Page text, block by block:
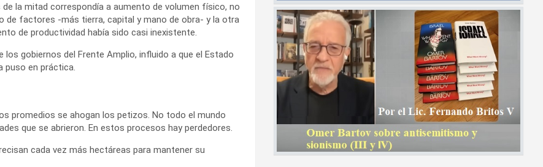
la mitad correspondía a aumento de volumen físico, no
de factores -más tierra, capital y mano de obra- y la otra
de productividad había sido casi inexistente.
gobiernos del Frente Amplio, influido a que el Estado
en práctica.
promedios se ahogan los petizos. No todo el mundo
que se abrieron. En estos procesos hay perdedores.
cada vez más hectáreas para mantener su